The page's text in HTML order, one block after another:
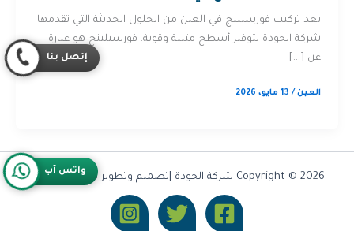
يعد تركيب فورسيلنج في العين من الحلول الحديثة التي تقدمها
شركة الجودة لتوفير أسطح متينة وقوية. فورسيلينج هو عبارة
عن […]
العين/ 13 مايو، 2026
Copyright © 2026 شركة الجودة |تصميم وتطوير شركة Olymoo
واتس آب
إتصل بنا